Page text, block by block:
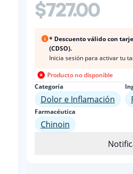
$727.00
* Descuento válido con
(CDSO).
Inicia sesión para activar tu
Producto no disponible
Categoría
Dolor e Inflamación
Farmacéutica
Chinoin